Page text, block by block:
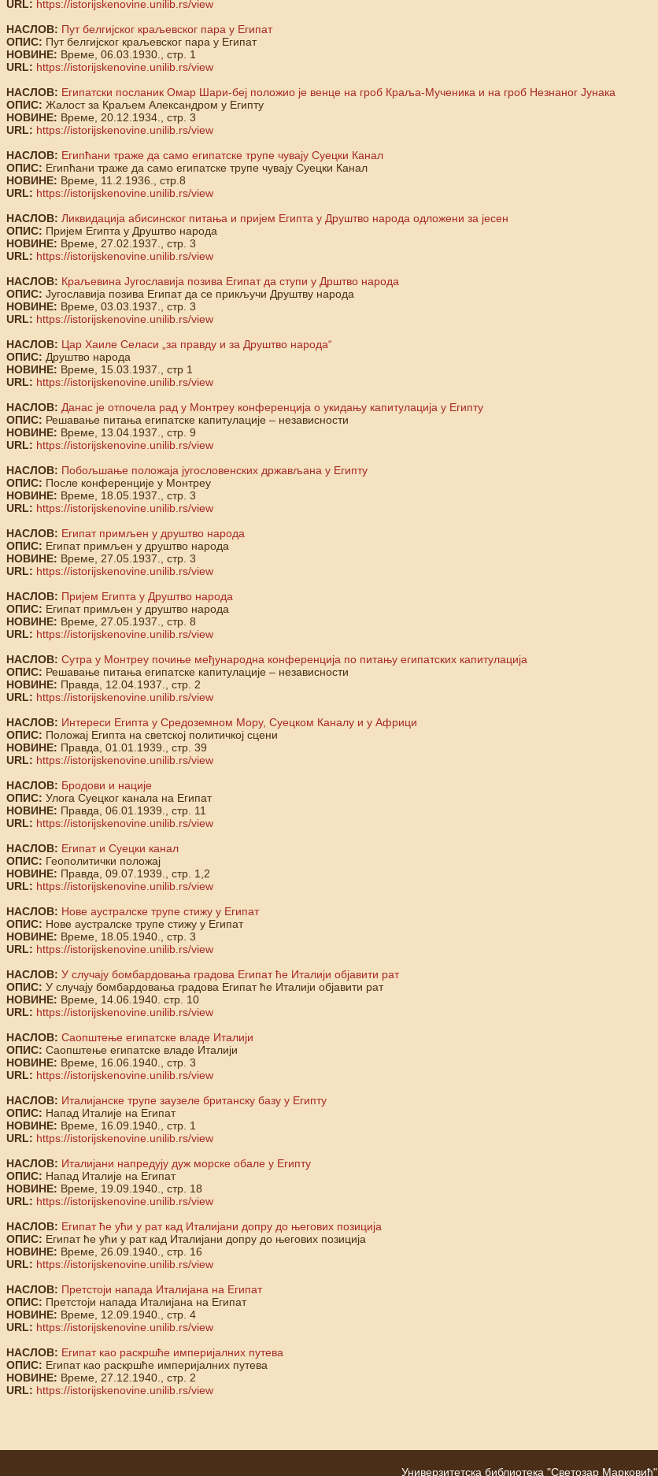
URL: https://istorijskenovine.unilib.rs/view
НАСЛОВ: Пут белгијског краљевског пара у Египат
ОПИС: Пут белгијског краљевског пара у Египат
НОВИНЕ: Време, 06.03.1930., стр. 1
URL: https://istorijskenovine.unilib.rs/view
НАСЛОВ: Египатски посланик Омар Шари-беј положио је венце на гроб Краља-Мученика и на гроб Незнаног Јунака
ОПИС: Жалост за Краљем Александром у Египту
НОВИНЕ: Време, 20.12.1934., стр. 3
URL: https://istorijskenovine.unilib.rs/view
НАСЛОВ: Египћани траже да само египатске трупе чувају Суецки Канал
ОПИС: Египћани траже да само египатске трупе чувају Суецки Канал
НОВИНЕ: Време, 11.2.1936., стр.8
URL: https://istorijskenovine.unilib.rs/view
НАСЛОВ: Ликвидација абисинског питања и пријем Египта у Друштво народа одложени за јесен
ОПИС: Пријем Египта у Друштво народа
НОВИНЕ: Време, 27.02.1937., стр. 3
URL: https://istorijskenovine.unilib.rs/view
НАСЛОВ: Краљевина Југославија позива Египат да ступи у Дрштво народа
ОПИС: Југославија позива Египат да се прикључи Друштву народа
НОВИНЕ: Време, 03.03.1937., стр. 3
URL: https://istorijskenovine.unilib.rs/view
НАСЛОВ: Цар Хаиле Селаси „за правду и за Друштво народа“
ОПИС: Друштво народа
НОВИНЕ: Време, 15.03.1937., стр 1
URL: https://istorijskenovine.unilib.rs/view
НАСЛОВ: Данас је отпочела рад у Монтреу конференција о укидању капитулација у Египту
ОПИС: Решавање питања египатске капитулације – независности
НОВИНЕ: Време, 13.04.1937., стр. 9
URL: https://istorijskenovine.unilib.rs/view
НАСЛОВ: Побољшање положаја југословенских држављана у Египту
ОПИС: После конференције у Монтреу
НОВИНЕ: Време, 18.05.1937., стр. 3
URL: https://istorijskenovine.unilib.rs/view
НАСЛОВ: Египат примљен у друштво народа
ОПИС: Египат примљен у друштво народа
НОВИНЕ: Време, 27.05.1937., стр. 3
URL: https://istorijskenovine.unilib.rs/view
НАСЛОВ: Пријем Египта у Друштво народа
ОПИС: Египат примљен у друштво народа
НОВИНЕ: Време, 27.05.1937., стр. 8
URL: https://istorijskenovine.unilib.rs/view
НАСЛОВ: Сутра у Монтреу почиње међународна конференција по питању египатских капитулација
ОПИС: Решавање питања египатске капитулације – независности
НОВИНЕ: Правда, 12.04.1937., стр. 2
URL: https://istorijskenovine.unilib.rs/view
НАСЛОВ: Интереси Египта у Средоземном Мору, Суецком Каналу и у Африци
ОПИС: Положај Египта на светској политичкој сцени
НОВИНЕ: Правда, 01.01.1939., стр. 39
URL: https://istorijskenovine.unilib.rs/view
НАСЛОВ: Бродови и нације
ОПИС: Улога Суецког канала на Египат
НОВИНЕ: Правда, 06.01.1939., стр. 11
URL: https://istorijskenovine.unilib.rs/view
НАСЛОВ: Египат и Суецки канал
ОПИС: Геополитички положај
НОВИНЕ: Правда, 09.07.1939., стр. 1,2
URL: https://istorijskenovine.unilib.rs/view
НАСЛОВ: Нове аустралске трупе стижу у Египат
ОПИС: Нове аустралске трупе стижу у Египат
НОВИНЕ: Време, 18.05.1940., стр. 3
URL: https://istorijskenovine.unilib.rs/view
НАСЛОВ: У случају бомбардовања градова Египат ће Италији објавити рат
ОПИС: У случају бомбардовања градова Египат ће Италији објавити рат
НОВИНЕ: Време, 14.06.1940. стр. 10
URL: https://istorijskenovine.unilib.rs/view
НАСЛОВ: Саопштење египатске владе Италији
ОПИС: Саопштење египатске владе Италији
НОВИНЕ: Време, 16.06.1940., стр. 3
URL: https://istorijskenovine.unilib.rs/view
НАСЛОВ: Италијанске трупе заузеле британску базу у Египту
ОПИС: Напад Италије на Египат
НОВИНЕ: Време, 16.09.1940., стр. 1
URL: https://istorijskenovine.unilib.rs/view
НАСЛОВ: Италијани напредују дуж морске обале у Египту
ОПИС: Напад Италије на Египат
НОВИНЕ: Време, 19.09.1940., стр. 18
URL: https://istorijskenovine.unilib.rs/view
НАСЛОВ: Египат ће ући у рат кад Италијани допру до његових позиција
ОПИС: Египат ће ући у рат кад Италијани допру до његових позиција
НОВИНЕ: Време, 26.09.1940., стр. 16
URL: https://istorijskenovine.unilib.rs/view
НАСЛОВ: Претстоји напада Италијана на Египат
ОПИС: Претстоји напада Италијана на Египат
НОВИНЕ: Време, 12.09.1940., стр. 4
URL: https://istorijskenovine.unilib.rs/view
НАСЛОВ: Египат као раскршће империјалних путева
ОПИС: Египат као раскршће империјалних путева
НОВИНЕ: Време, 27.12.1940., стр. 2
URL: https://istorijskenovine.unilib.rs/view
Универзитетска библиотека "Светозар Марковић"